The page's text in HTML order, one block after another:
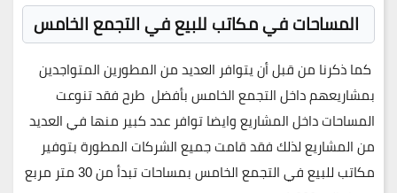
المساحات في مكاتب للبيع في التجمع الخامس
كما ذكرنا من قبل أن يتوافر العديد من المطورين المتواجدين
بمشاريعهم داخل التجمع الخامس بأفضل طرح فقد تنوعت
المساحات داخل المشاريع وايضا توافر عدد كبير منها في العديد
من المشاريع لذلك فقد قامت جميع الشركات المطورة بتوفير
مكاتب للبيع في التجمع الخامس بمساحات تبدأ من 30 متر مربع